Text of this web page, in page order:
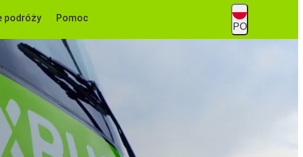
podróży Pomoc
PO